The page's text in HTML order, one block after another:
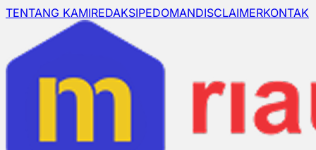
TENTANG KAMIREDAKSIPEDOMANDISCLAIMERKONTAK